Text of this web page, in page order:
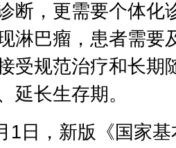
断，更需要个体化
淋巴瘤，患者需要
受规范治疗和长期
延长生存期。
，新版《国家基